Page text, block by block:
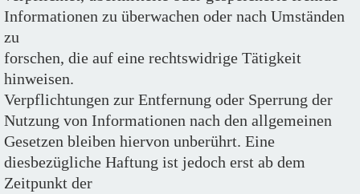
Informationen zu überwachen oder nach Umständen
zu
forschen, die auf eine rechtswidrige Tätigkeit
hinweisen.
Verpflichtungen zur Entfernung oder Sperrung der
Nutzung von Informationen nach den allgemeinen
Gesetzen bleiben hiervon unberührt. Eine
diesbezügliche Haftung ist jedoch erst ab dem
Zeitpunkt der